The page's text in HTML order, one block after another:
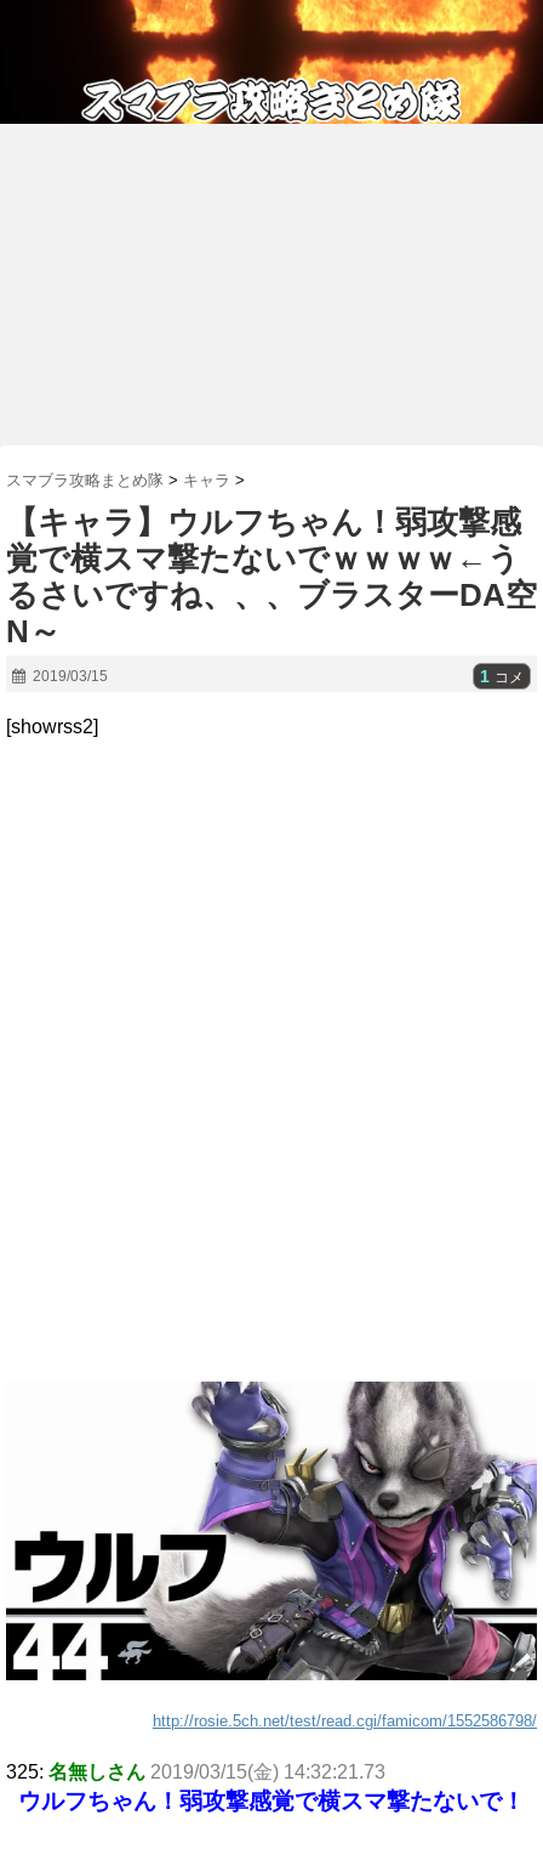
スマブラ攻略まとめ隊 > キャラ >
【キャラ】ウルフちゃん！弱攻撃感
覚で横スマ撃たないでｗｗｗｗ←う
るさいですね、、、ブラスターDA空
N～
2019/03/15 1 コメ
[showrss2]
http://rosie.5ch.net/test/read.cgi/famicom/1552586798/
325: 名無しさん 2019/03/15(金) 14:32:21.73
ウルフちゃん！弱攻撃感覚で横スマ撃たないで！